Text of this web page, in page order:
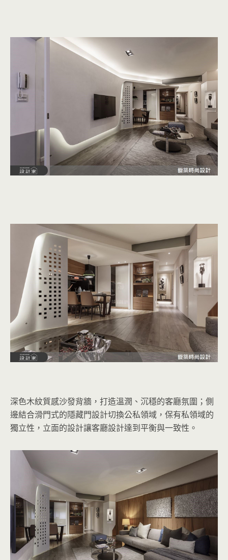
深色木紋質感沙發背牆，打造溫潤、沉穩的客廳氛圍；側
邊結合滑門式的隱藏門設計切換公私領域，保有私領域的
獨立性，立面的設計讓客廳設計達到平衡與一致性。